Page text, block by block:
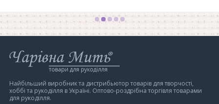
Інтернет-
магазин
Мить
Найбільший виробник та дистрибьютор товарів для творчості,
хоббі та рукоділля в Україні. Оптово-роздрібна торгівля товарами
для рукоділля.